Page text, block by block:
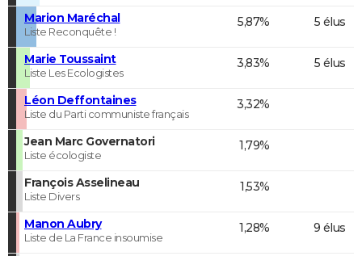
Marion Maréchal
Liste Reconquête !
5,87% 5 élus
Marie Toussaint
Liste Les Ecologistes
3,83% 5 élus
Léon Deffontaines
Liste du Parti communiste français
3,32%
Jean Marc Governatori
Liste écologiste
1,79%
François Asselineau
Liste Divers
1,53%
Manon Aubry
Liste de La France insoumise
1,28% 9 élus